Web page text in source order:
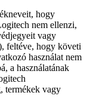
hogy
nem ellenzi,
vagy
feltéve, hogy követi
használat nem
a használatának
termékek vagy